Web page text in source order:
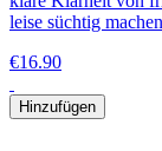
leise süchtig
€16.90
Hinzufügen